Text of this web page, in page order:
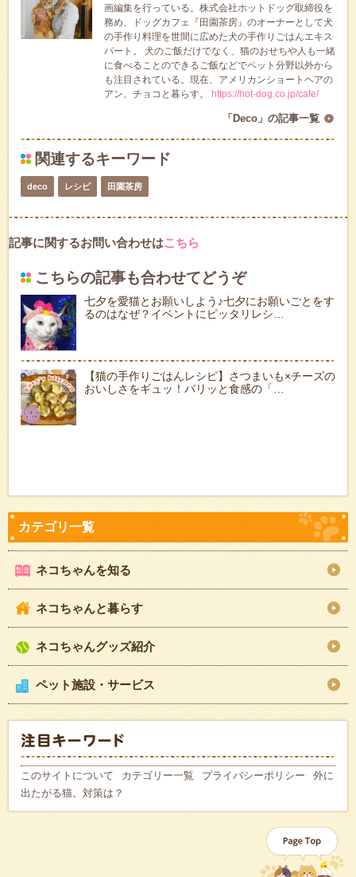
画編集を行っている。株式会社ホットドッグ取締役を
務め、ドッグカフェ『田園茶房』のオーナーとして犬
の手作り料理を世間に広めた犬の手作りごはんエキス
パート。 犬のご飯だけでなく、猫のおせちや人も一緒
に食べることのできるご飯などでペット分野以外から
も注目されている。現在、アメリカンショートヘアの
アン、チョコと暮らす。
https://hot-dog.co.jp/cafe/
「Deco」の記事一覧
関連するキーワード
deco レシピ 田園茶房
記事に関するお問い合わせはこちら
こちらの記事も合わせてどうぞ
七夕を愛猫とお願いしよう♪七夕にお願いごとをす
るのはなぜ？イベントにピッタリレシ…
【猫の手作りごはんレシピ】さつまいも×チーズの
おいしさをギュッ！パリッと食感の「…
ネコちゃんを知る
ネコちゃんと暮らす
ネコちゃんグッズ紹介
ペット施設・サービス
このサイトについて カテゴリー一覧 プライバシーポリシー
外に
出たがる猫。対策は？